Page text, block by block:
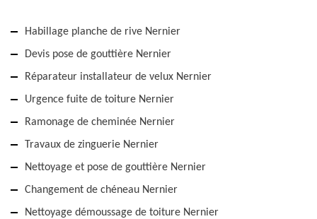
Habillage planche de rive Nernier
Devis pose de gouttière Nernier
Réparateur installateur de velux Nernier
Urgence fuite de toiture Nernier
Ramonage de cheminée Nernier
Travaux de zinguerie Nernier
Nettoyage et pose de gouttière Nernier
Changement de chéneau Nernier
Nettoyage démoussage de toiture Nernier